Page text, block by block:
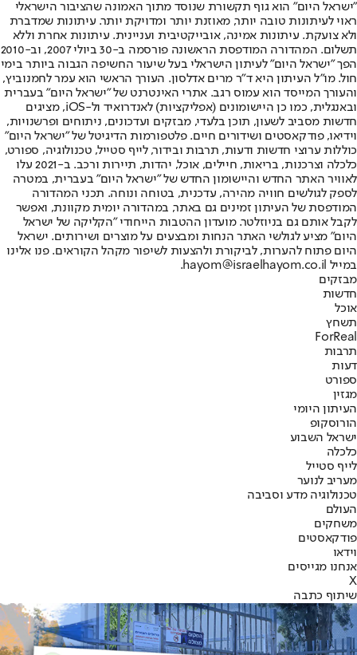
"ישראל היום" הוא גוף תקשורת שנוסד מתוך האמונה שהציבור הישראלי
ראוי לעיתונות טובה יותר, מאוזנת יותר ומדויקת יותר. עיתונות שמדברת
ולא צועקת. עיתונות אמינה, אובייקטיבית ועניינית. עיתונות אחרת וללא
תשלום. המהדורה המודפסת הראשונה פורסמה ב-30 ביולי 2007, וב-2010
הפך "ישראל היום" לעיתון הישראלי בעל שיעור החשיפה הגבוה ביותר בימי
חול. מו"ל העיתון היא ד"ר מרים אדלסון. העורך הראשי הוא עמר לחמנוביץ,
והעורך המייסד הוא עמוס רגב. אתרי האינטרנט של "ישראל היום" בעברית
ובאנגלית, כמו כן היישומונים (אפליקציות) לאנדרואיד ול-iOS, מציגים
חדשות מסביב לשעון, תוכן בלעדי, מבזקים ועדכונים, ניתוחים ופרשנויות,
וידיאו, פודקאסטים ושידורים חיים. פלטפורמות הדיגיטל של "ישראל היום"
כוללות ערוצי חדשות ודעות, תרבות ובידור, לייף סטייל, טכנולוגיה, ספורט,
כלכלה וצרכנות, בריאות, חיילים, אוכל, יהדות, תיירות ורכב. ב-2021 עלו
לאוויר האתר החדש והיישומון החדש של "ישראל היום" בעברית, במטרה
לספק לגולשים חוויה מהירה, עדכנית, בטוחה ונוחה. תכני המהדורה
המודפסת של העיתון זמינים גם באתר, במהדורה יומית מקוונת, ואפשר
לקבל אותם גם בניוזלטר. מועדון ההטבות הייחודי "הקליקה של ישראל
היום" מציע לגולשי האתר הנחות ומבצעים על מוצרים ושירותים. ישראל
היום פתוח להערות, לביקורת ולהצעות לשיפור מקהל הקוראים. פנו אלינו
במייל hayom@israelhayom.co.il.
מבזקים
חדשות
אוכל
תשחץ
ForReal
תרבות
דעות
ספורט
מגזין
העיתון היומי
הורוסקופ
ישראל השבוע
כלכלה
לייף סטייל
מעריב לנוער
טכנולוגיה מדע וסביבה
העולם
משחקים
פודקאסטים
וידאו
אנחנו מגייסים
X
שיתוף כתבה